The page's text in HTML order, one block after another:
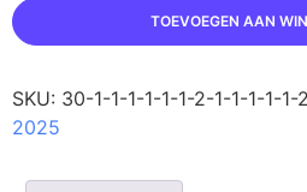
TOEVOEGEN AAN
SKU: 30-1-1-1-1-1-1-2-1-1-1-1-1-
2025